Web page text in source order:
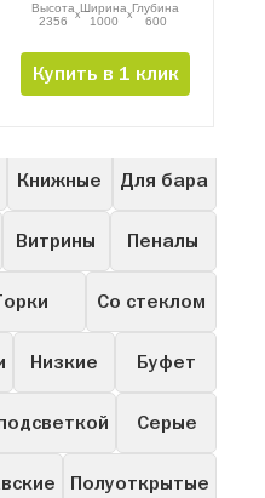
Высота
2356
xШирина
1000
xГлубина
600
Купить в 1 клик
Книжные Для бара
Витрины Пеналы
Со стеклом
Низкие Буфет
Серые
Полуоткрытые